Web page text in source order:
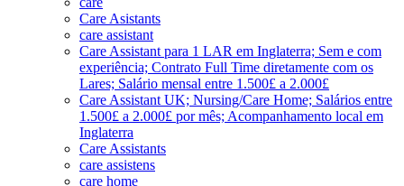
Care Asistants
care assistant
Care Assistant para 1 LAR em Inglaterra; Sem e com
experiência; Contrato Full Time diretamente com os
Lares; Salário mensal entre 1.500£ a 2.000£
Care Assistant UK; Nursing/Care Home; Salários entre
1.500£ a 2.000£ por mês; Acompanhamento local em
Inglaterra
Care Assistants
care assistens
care home